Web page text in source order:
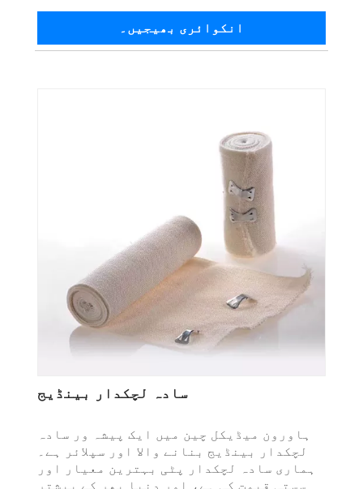
انکوائری بھیجیں۔
سادہ لچکدار بینڈیج
ہاورون میڈیکل چین میں ایک پیشہ ور سادہ
لچکدار بینڈیج بنانے والا اور سپلائر ہے۔
ہماری سادہ لچکدار پٹی بہترین معیار اور
سستی قیمت کی ہے، اور دنیا بھر کے بیشتر